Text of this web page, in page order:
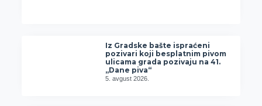
Iz Gradske bašte ispraćeni
pozivari koji besplatnim pivom
ulicama grada pozivaju na 41.
„Dane piva“
5. avgust 2026.